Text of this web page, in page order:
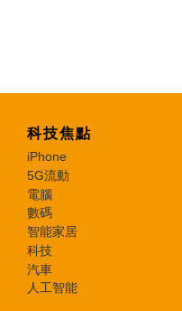
科技焦點
iPhone
5G流動
電腦
數碼
智能家居
科技
汽車
人工智能